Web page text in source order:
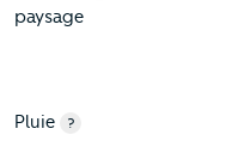
paysage
Pluie ?